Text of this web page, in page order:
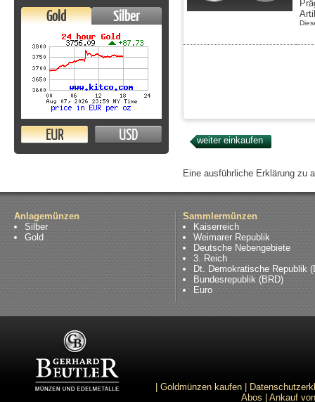
Gold Silber
EUR USD
Eine ausführliche Erklärung zu
Anlagemünzen
Silber
Gold
Sammlermünzen
Kaiserreich
Weimarer Republik
Deutsche Nebengebiete
3. Reich
Dt. Demokratische Republik
Bundesrepublik (BRD)
Euro
| Goldmünzen kaufen |
Abos | Ankauf